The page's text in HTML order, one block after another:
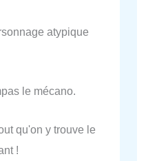
atypique
le mécano.
qu'on y trouve le
!